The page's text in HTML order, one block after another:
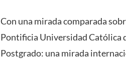
Con una mirada comparada
Pontificia Universidad Católica
Postgrado: una mirada